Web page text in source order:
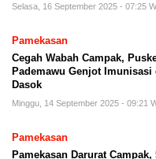
Selasa, 16 September 2025 - 07:25
Pamekasan
Cegah Wabah Campak,
Pademawu Genjot Imunisasi
Dasok
Minggu, 14 September 2025 - 09:21
Pamekasan
Pamekasan Darurat Campak,